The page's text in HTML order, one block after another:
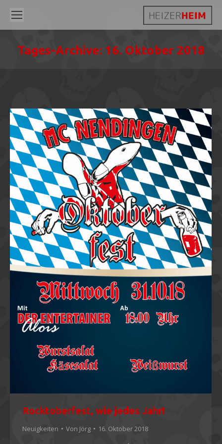
Tages-Archive: 16. Oktober 2018
Rocktoberfest, wie jedes Jahr!
Neuigkeiten Von Jörg 16. Oktober 2018